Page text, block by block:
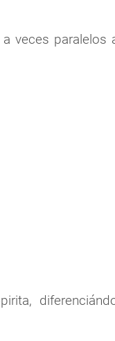
veces paralelos